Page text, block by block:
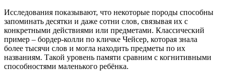
Исследования показывают, что некоторые породы способны
запоминать десятки и даже сотни слов, связывая их с
конкретными действиями или предметами. Классический
пример – бордер-колли по кличке Чейсер, которая знала
более тысячи слов и могла находить предметы по их
названиям. Такой уровень памяти сравним с когнитивными
способностями маленького ребёнка.